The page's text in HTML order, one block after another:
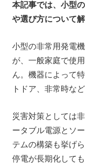
本記事では、小型
や選び方について解
小型の非常用発電
が、一般家庭で使
ん。機器によって
トドア、非常時な
災害対策としては
ータブル電源とソ
テムの構築も挙げ
停電が長期化して